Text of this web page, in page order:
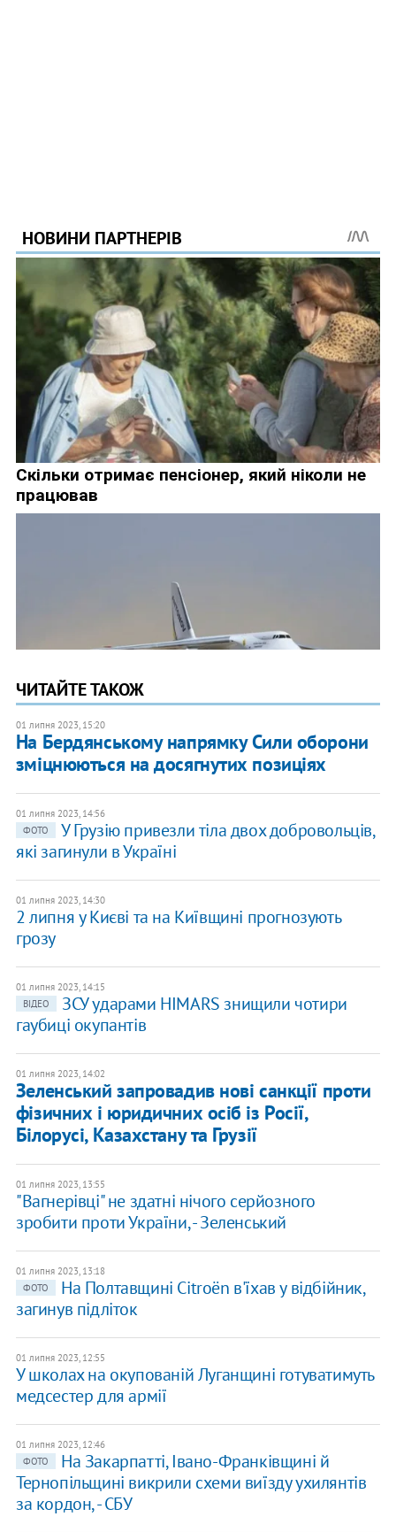
ЧИТАЙТЕ ТАКОЖ
01 липня 2023, 15:20
На Бердянському напрямку Сили оборони
зміцнюються на досягнутих позиціях
01 липня 2023, 14:56
ФОТО
У Грузію привезли тіла двох добровольців,
які загинули в Україні
01 липня 2023, 14:30
2 липня у Києві та на Київщині прогнозують
грозу
01 липня 2023, 14:15
ВІДЕО
ЗСУ ударами HIMARS знищили чотири
гаубиці окупантів
01 липня 2023, 14:02
Зеленський запровадив нові санкції проти
фізичних і юридичних осіб із Росії,
Білорусі, Казахстану та Грузії
01 липня 2023, 13:55
"Вагнерівці" не здатні нічого серйозного
зробити проти України, - Зеленський
01 липня 2023, 13:18
ФОТО
На Полтавщині Citroën в'їхав у відбійник,
загинув підліток
01 липня 2023, 12:55
У школах на окупованій Луганщині готуватимуть
медсестер для армії
01 липня 2023, 12:46
ФОТО
На Закарпатті, Івано-Франківщині й
Тернопільщині викрили схеми виїзду ухилянтів
за кордон, - СБУ